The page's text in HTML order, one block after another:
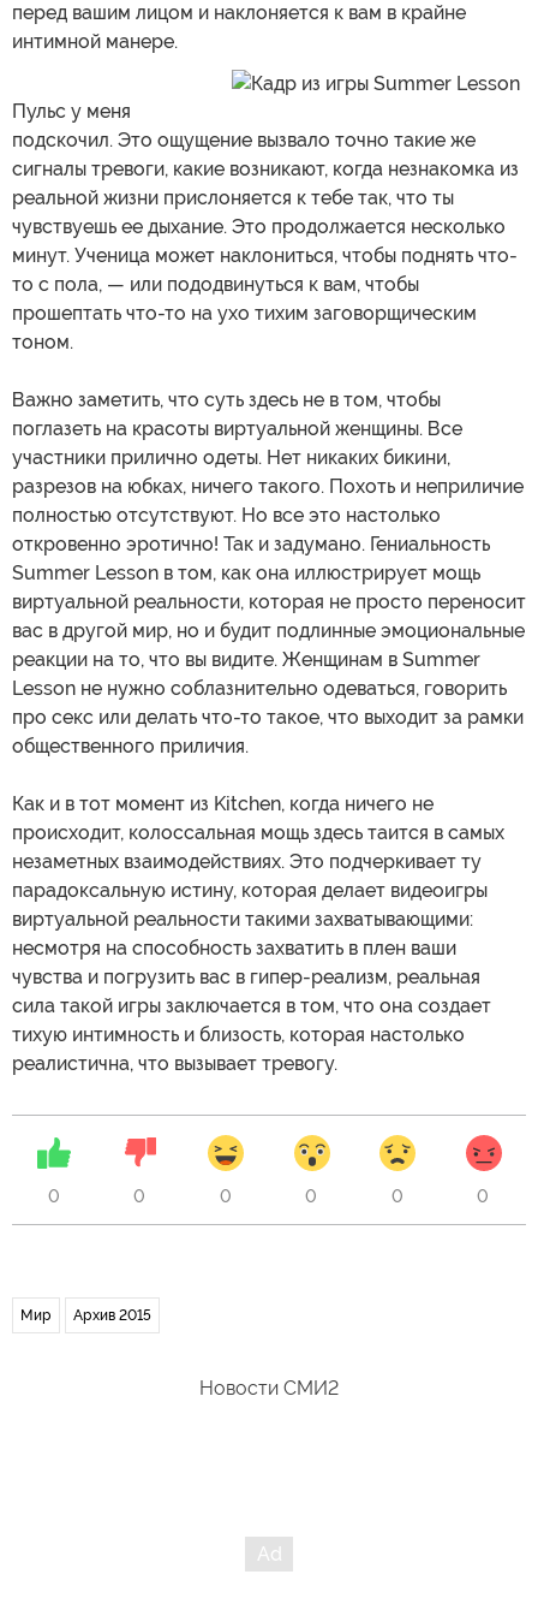
перед вашим лицом и наклоняется к вам в крайне
интимной манере.
Пульс у меня
подскочил. Это ощущение вызвало точно такие же
сигналы тревоги, какие возникают, когда незнакомка из
реальной жизни прислоняется к тебе так, что ты
чувствуешь ее дыхание. Это продолжается несколько
минут. Ученица может наклониться, чтобы поднять что-
то с пола, — или пододвинуться к вам, чтобы
прошептать что-то на ухо тихим заговорщическим
тоном.
Важно заметить, что суть здесь не в том, чтобы
поглазеть на красоты виртуальной женщины. Все
участники прилично одеты. Нет никаких бикини,
разрезов на юбках, ничего такого. Похоть и неприличие
полностью отсутствуют. Но все это настолько
откровенно эротично! Так и задумано. Гениальность
Summer Lesson в том, как она иллюстрирует мощь
виртуальной реальности, которая не просто переносит
вас в другой мир, но и будит подлинные эмоциональные
реакции на то, что вы видите. Женщинам в Summer
Lesson не нужно соблазнительно одеваться, говорить
про секс или делать что-то такое, что выходит за рамки
общественного приличия.
Как и в тот момент из Kitchen, когда ничего не
происходит, колоссальная мощь здесь таится в самых
незаметных взаимодействиях. Это подчеркивает ту
парадоксальную истину, которая делает видеоигры
виртуальной реальности такими захватывающими:
несмотря на способность захватить в плен ваши
чувства и погрузить вас в гипер-реализм, реальная
сила такой игры заключается в том, что она создает
тихую интимность и близость, которая настолько
реалистична, что вызывает тревогу.
0 0 0 0 0 0
Мир Архив 2015
Новости СМИ2